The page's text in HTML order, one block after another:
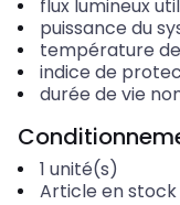
flux lumineux
puissance du
température
indice de
durée de vie
1 unité(s)
Article en